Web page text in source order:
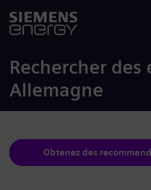
Rechercher des
Allemagne
Obtenez des